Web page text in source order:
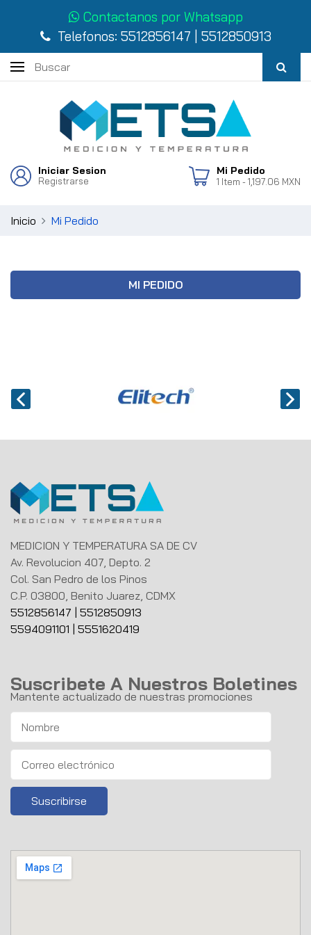
Contactanos por Whatsapp
Telefonos: 5512856147 5512850913
Iniciar Sesion
Registrarse
Mi Pedido
1 Item - 1,197.06 MXN
Inicio Mi Pedido
MI PEDIDO
MEDICION Y TEMPERATURA SA DE CV
Av. Revolucion 407, Depto. 2
Col. San Pedro de los Pinos
C.P. 03800, Benito Juarez, CDMX
5512856147
5512850913
5594091101
5551620419
Suscribete A Nuestros Boletines
Mantente actualizado de nuestras promociones